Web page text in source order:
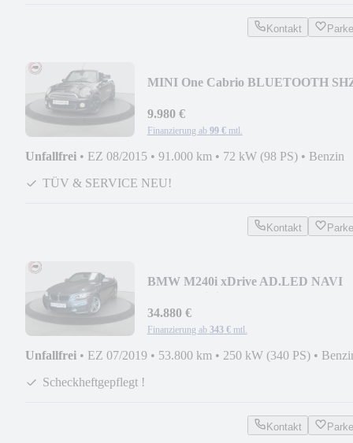
Kontakt
MINI One Cabrio BLUETOOTH
9.980 €
Finanzierung ab 99 € mtl.
Unfallfrei • EZ 08/2015 • 91.000 km • 72 kW (98 PS) • Benzin
TÜV & SERVICE NEU!
Kontakt
BMW M240i xDrive AD.LED NAVI
34.880 €
Finanzierung ab 343 € mtl.
Unfallfrei • EZ 07/2019 • 53.800 km • 250 kW (340 PS) •
Scheckheftgepflegt !
Kontakt